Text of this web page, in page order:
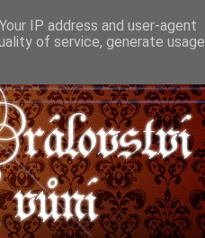
IP address and user-agent
of service, generate usage